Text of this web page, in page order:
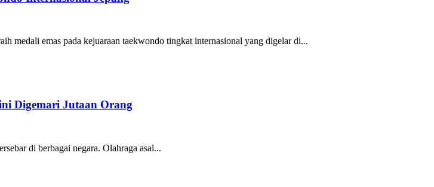
medali emas pada kejuaraan taekwondo tingkat internasional yang digelar di...
Digemari Jutaan Orang
di berbagai negara. Olahraga asal...